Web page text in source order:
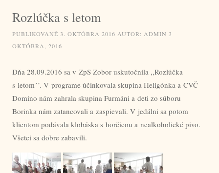
Rozlúčka s letom
PUBLIKOVANÉ 3. OKTÓBRA 2016 AUTOR: ADMIN 3
OKTÓBRA, 2016
Dňa 28.09.2016 sa v ZpS Zobor uskutočnila ,,Rozlúčka
s letom´´. V programe účinkovala skupina Heligónka a CVČ
Domino nám zahrala skupina Furmáni a deti zo súboru
Borinka nám zatancovali a zaspievali. V jedálni sa potom
klientom podávala klobáska s horčicou a nealkoholické pivo.
Všetci sa dobre zabavili.